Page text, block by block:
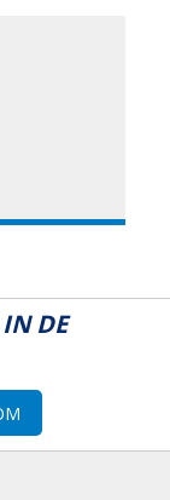
DE